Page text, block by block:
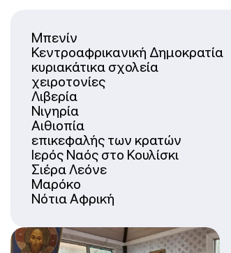
Μπενίν
Κεντροαφρικανική Δημοκρατία
κυριακάτικα σχολεία
χειροτονίες
Λιβερία
Νιγηρία
Αιθιοπία
επικεφαλής των κρατών
Ιερός Ναός στο Κουλίσκι
Σιέρα Λεόνε
Μαρόκο
Νότια Αφρική